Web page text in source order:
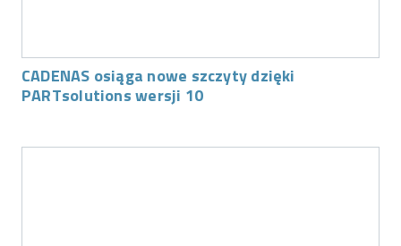
CADENAS osiąga nowe szczyty dzięki
PARTsolutions wersji 10